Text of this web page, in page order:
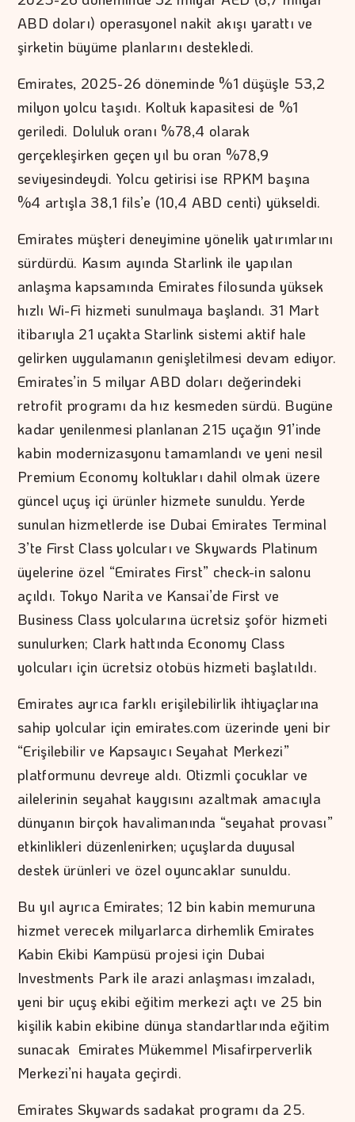
ABD doları) operasyonel nakit akışı yarattı ve
şirketin büyüme planlarını destekledi.
Emirates, 2025-26 döneminde %1 düşüşle 53,2
milyon yolcu taşıdı. Koltuk kapasitesi de %1
geriledi. Doluluk oranı %78,4 olarak
gerçekleşirken geçen yıl bu oran %78,9
seviyesindeydi. Yolcu getirisi ise RPKM başına
%4 artışla 38,1 fils’e (10,4 ABD centi) yükseldi.
Emirates müşteri deneyimine yönelik yatırımlarını
sürdürdü. Kasım ayında Starlink ile yapılan
anlaşma kapsamında Emirates filosunda yüksek
hızlı Wi-Fi hizmeti sunulmaya başlandı. 31 Mart
itibarıyla 21 uçakta Starlink sistemi aktif hale
gelirken uygulamanın genişletilmesi devam ediyor.
Emirates’in 5 milyar ABD doları değerindeki
retrofit programı da hız kesmeden sürdü. Bugüne
kadar yenilenmesi planlanan 215 uçağın 91’inde
kabin modernizasyonu tamamlandı ve yeni nesil
Premium Economy koltukları dahil olmak üzere
güncel uçuş içi ürünler hizmete sunuldu. Yerde
sunulan hizmetlerde ise Dubai Emirates Terminal
3’te First Class yolcuları ve Skywards Platinum
üyelerine özel “Emirates First” check-in salonu
açıldı. Tokyo Narita ve Kansai’de First ve
Business Class yolcularına ücretsiz şoför hizmeti
sunulurken; Clark hattında Economy Class
yolcuları için ücretsiz otobüs hizmeti başlatıldı.
Emirates ayrıca farklı erişilebilirlik ihtiyaçlarına
sahip yolcular için emirates.com üzerinde yeni bir
“Erişilebilir ve Kapsayıcı Seyahat Merkezi”
platformunu devreye aldı. Otizmli çocuklar ve
ailelerinin seyahat kaygısını azaltmak amacıyla
dünyanın birçok havalimanında “seyahat provası”
etkinlikleri düzenlenirken; uçuşlarda duyusal
destek ürünleri ve özel oyuncaklar sunuldu.
Bu yıl ayrıca Emirates; 12 bin kabin memuruna
hizmet verecek milyarlarca dirhemlik Emirates
Kabin Ekibi Kampüsü projesi için Dubai
Investments Park ile arazi anlaşması imzaladı,
yeni bir uçuş ekibi eğitim merkezi açtı ve 25 bin
kişilik kabin ekibine dünya standartlarında eğitim
sunacak Emirates Mükemmel Misafirperverlik
Merkezi’ni hayata geçirdi.
Emirates Skywards sadakat programı da 25.